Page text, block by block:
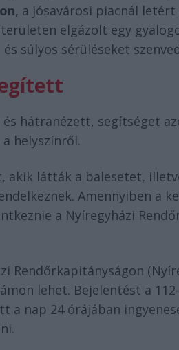
, a jósavárosi piacnál
elgázolt egy
súlyos sérüléseket
hátranézett, segítséget
helyszínről.
akik látták a balesetet,
Amennyiben a
a Nyíregyházi
Rendőrkapitányságon
lehet. Bejelentést a
a nap 24 órájában